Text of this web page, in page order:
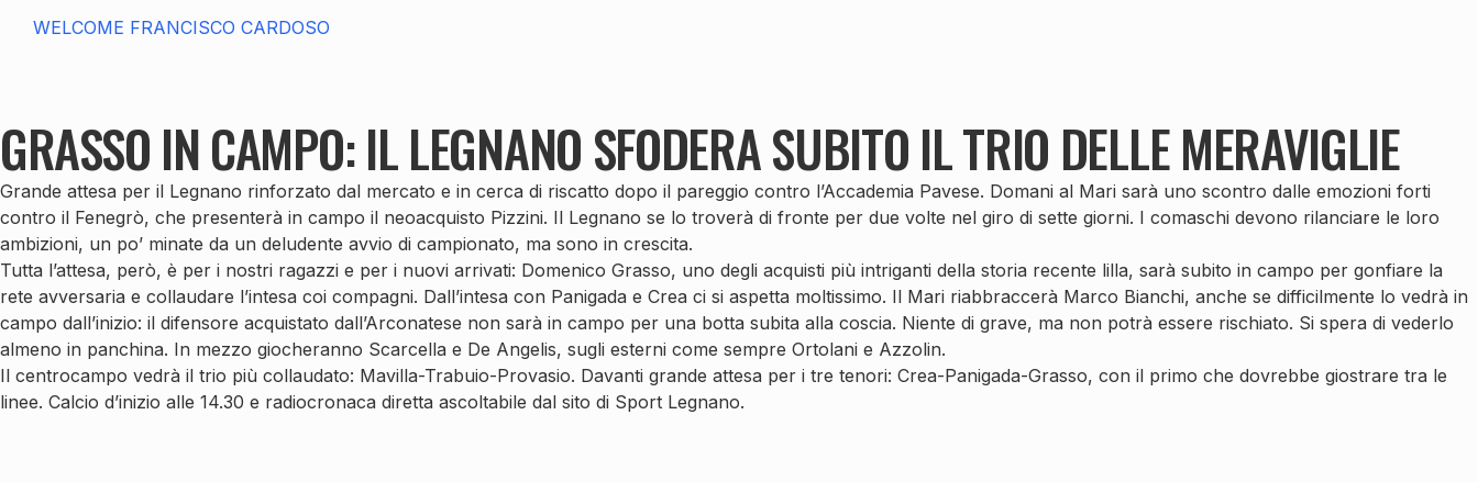
WELCOME FRANCISCO CARDOSO
GRASSO IN CAMPO: IL LEGNANO SFODERA SUBITO IL TRIO DELLE MERAVIGLIE
Grande attesa per il Legnano rinforzato dal mercato e in cerca di riscatto dopo il pareggio contro l’Accademia Pavese. Domani al Mari sarà uno scontro dalle emozioni forti
contro il Fenegrò, che presenterà in campo il neoacquisto Pizzini. Il Legnano se lo troverà di fronte per due volte nel giro di sette giorni. I comaschi devono rilanciare le loro
ambizioni, un po’ minate da un deludente avvio di campionato, ma sono in crescita.
Tutta l’attesa, però, è per i nostri ragazzi e per i nuovi arrivati: Domenico Grasso, uno degli acquisti più intriganti della storia recente lilla, sarà subito in campo per gonfiare la
rete avversaria e collaudare l’intesa coi compagni. Dall’intesa con Panigada e Crea ci si aspetta moltissimo. Il Mari riabbraccerà Marco Bianchi, anche se difficilmente lo vedrà in
campo dall’inizio: il difensore acquistato dall’Arconatese non sarà in campo per una botta subita alla coscia. Niente di grave, ma non potrà essere rischiato. Si spera di vederlo
almeno in panchina. In mezzo giocheranno Scarcella e De Angelis, sugli esterni come sempre Ortolani e Azzolin.
Il centrocampo vedrà il trio più collaudato: Mavilla-Trabuio-Provasio. Davanti grande attesa per i tre tenori: Crea-Panigada-Grasso, con il primo che dovrebbe giostrare tra le
linee. Calcio d’inizio alle 14.30 e radiocronaca diretta ascoltabile dal sito di Sport Legnano.